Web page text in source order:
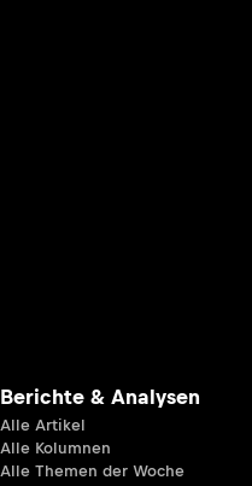
Berichte & Analysen
Alle Artikel
Alle Kolumnen
Alle Themen der Woche